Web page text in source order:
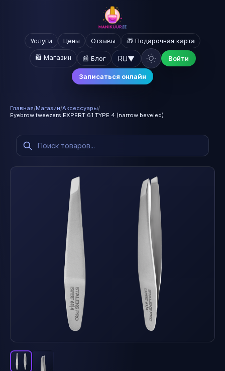
Услуги Цены Отзывы 🎁 Подарочная карта
🛍️ Магазин 📰 Блог RU▼ Войти
Записаться онлайн
Главная/Магазин/Аксессуары/
Eyebrow tweezers EXPERT 61 TYPE 4 (narrow beveled)